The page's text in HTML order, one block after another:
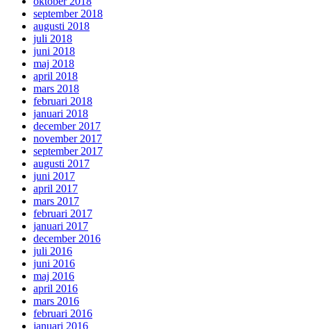
september 2018
augusti 2018
juli 2018
juni 2018
maj 2018
april 2018
mars 2018
februari 2018
januari 2018
december 2017
november 2017
september 2017
augusti 2017
juni 2017
april 2017
mars 2017
februari 2017
januari 2017
december 2016
juli 2016
juni 2016
maj 2016
april 2016
mars 2016
februari 2016
januari 2016